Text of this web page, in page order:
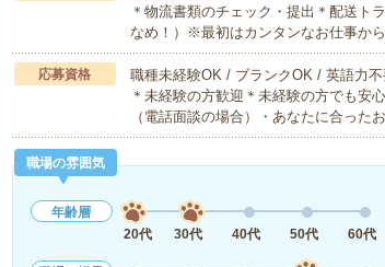
＊物流書類のチェック・提出＊配送ト
なめ！）※最初はカンタンなお仕事か
応募資格
職種未経験OK / ブランクOK / 英語力不
＊未経験の方歓迎＊未経験の方でも安
（電話面談の場合）・あなたに合った
職場の雰囲気
年齢層
20代
30代 40代 50代 60代